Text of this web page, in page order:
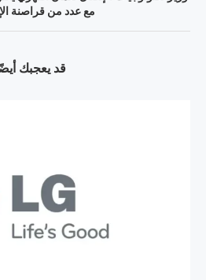
مع عدد من قراصنة
قد يعجبك